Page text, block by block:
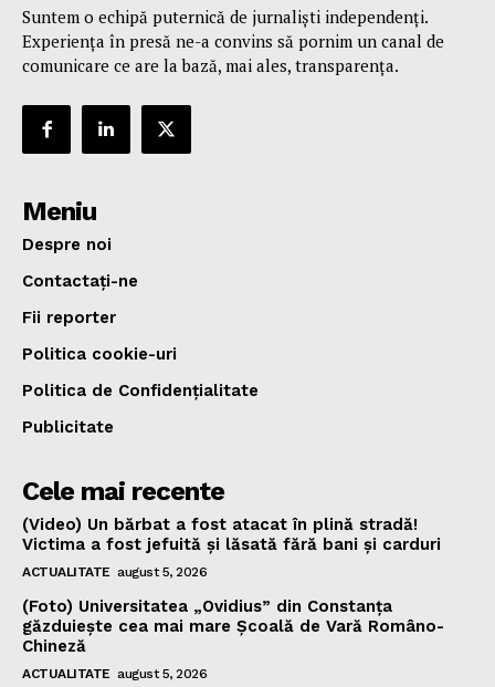
Suntem o echipă puternică de jurnaliști independenți.
Experiența în presă ne-a convins să pornim un canal de
comunicare ce are la bază, mai ales, transparența.
Meniu
Despre noi
Contactați-ne
Fii reporter
Politica cookie-uri
Politica de Confidențialitate
Publicitate
Cele mai recente
(Video) Un bărbat a fost atacat în plină stradă!
Victima a fost jefuită și lăsată fără bani și carduri
ACTUALITATE august 5, 2026
(Foto) Universitatea „Ovidius” din Constanța
găzduiește cea mai mare Școală de Vară Româno-
Chineză
ACTUALITATE august 5, 2026